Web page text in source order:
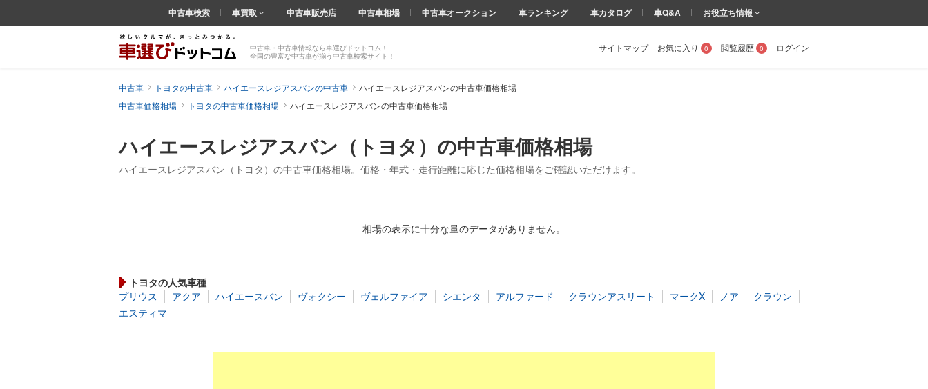
ハイエースレジアスバン（トヨタ）の中古車価格相場
ハイエースレジアスバン（トヨタ）の中古車価格相場。価格・年式・走行距離に応じた価格相場をご確認いただけます。
中古車・中古車情報なら車選びドットコム！
全国の豊富な中古車が揃う中古車検索サイト！
サイトマップ お気に入り 0 閲覧履歴 0 ログイン
中古車検索 車買取 中古車販売店 中古車相場 中古車オークション 車ランキング 車カタログ 車Q&A お役立ち情報
中古車 トヨタの中古車 ハイエースレジアスバンの中古車
ハイエースレジアスバンの中古車価格相場
中古車価格相場
トヨタの中古車価格相場 ハイエースレジアスバンの中古車価格相場
相場の表示に十分な量のデータがありません。
トヨタの人気車種
プリウス
アクア ハイエースバン ヴォクシー ヴェルファイア シエンタ アルファード クラウンアスリート マークX ノア
クラウン
エスティマ